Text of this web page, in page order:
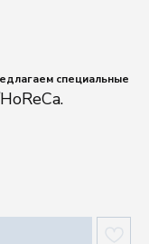
специальные